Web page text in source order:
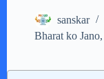
sanskar
Bharat ko Jano,